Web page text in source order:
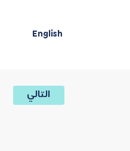
English
التالي